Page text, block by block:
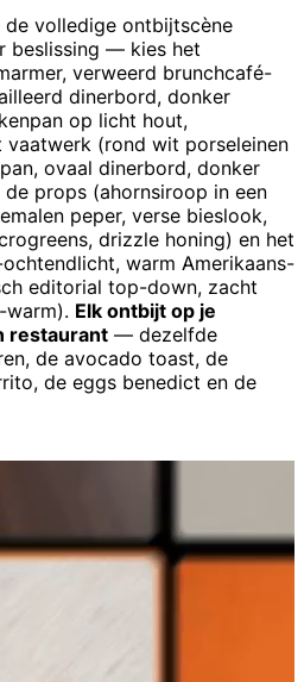
volledige ontbijtscène
beslissing — kies het
verweerd brunchcafé-
dinerbord, donker
op licht hout,
vaatwerk (rond wit porseleinen
ovaal dinerbord, donker
props (ahornsiroop in een
peper, verse bieslook,
drizzle honing) en het
warm Amerikaans-
editorial top-down, zacht
warm). Elk ontbijt op je
restaurant — dezelfde
de avocado toast, de
de eggs benedict en de